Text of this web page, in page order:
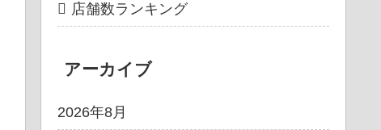
店舗数ランキング
アーカイブ
2026年8月